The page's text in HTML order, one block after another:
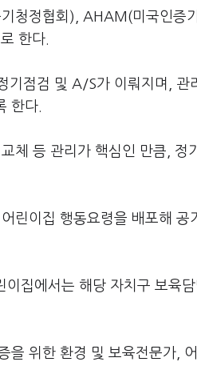
청정협회), AHAM(미국인증
한다.
기점검 및 A/S가 이뤄지며, 관
한다.
체 등 관리가 핵심인 만큼, 정
린이집 행동요령을 배포해 공
집에서는 해당 자치구 보육
을 위한 환경 및 보육전문가,